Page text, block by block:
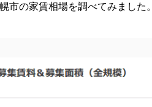
市の家賃相場を調べてみました。